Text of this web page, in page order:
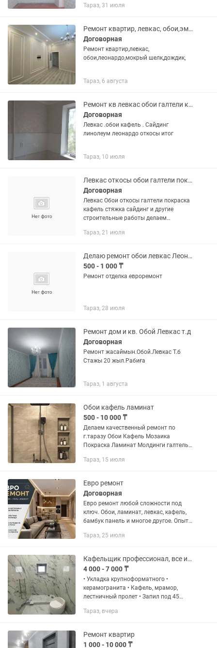
Тараз, 31 июля
Ремонт квартир, левкас, обои,эмульсия,дождик,мокрый шелк
Договорная
Ремонт квартир,левкас,
обои,леонардо,мокрый шелк,дождик,
Тараз, 6 августа
Ремонт кв левкас обои галтели кафель сайдинг паркет линолеум итог
Договорная
Левкас .обои кафель . Сайдинг
линолеум леонардо откосы итог
Тараз, 10 июля
Левкас откосы обои галтели покраска сайдинг кафель стяжка ремонт квартир и
Договорная
Левкас Обои откосы галтели покраска
кафель стяжка сайдинг и другие
строительные работы делаем
Тараз, 21 июля
Делаю ремонт обои левкас Леонардо покраска дождик утепление стен побелка
500 - 1 000 ₸
Ремонт отделка евроремонт
Тараз, 28 июля
Ремонт дом и кв. Обой Левкас т.д
Договорная
Ремонт жасаймын.Обой.Левкас Т.б
Стажы 20 жыл.Рабиға
Тараз, 1 августа
Обои кафель ламинат
500 - 10 000 ₸
Делаем качественный ремонт по
г.таразу Обои Кафель Мозаика
Покраска Ламинат Молдинги галтель
всех технологий Звоните ,пишите ,
Тараз, 15 июля
Евро ремонт
Договорная
Евро ремонт любой сложности под
ключ. Обои, ламинат, левкас, кафель,
бамбук панель и многое другое. Опыт
выезд и замер.
Тараз, 25 июля
Кафельщик профессионал, все инструменты имеются
4 000 - 7 000 ₸
• Укладка крупноформатного •
керамогранита • Кафель, мрамор,
лестничный пролет • Запил под 45
Ремонт квартира под ключ •
Тараз, вчера
Ремонт квартир
1 000 - 10 000 ₸